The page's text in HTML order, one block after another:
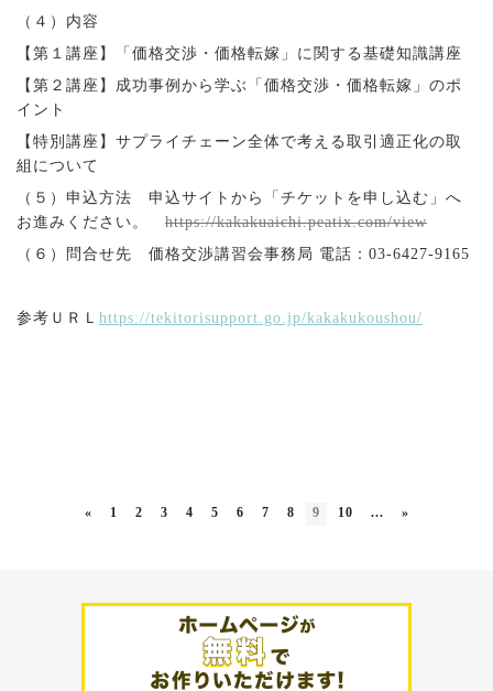
（４）内容
【第１講座】「価格交渉・価格転嫁」に関する基礎知識講座
【第２講座】成功事例から学ぶ「価格交渉・価格転嫁」のポ
イント
【特別講座】サプライチェーン全体で考える取引適正化の取
組について
（５）申込方法 申込サイトから「チケットを申し込む」へ
お進みください。
https://kakakuaichi.peatix.com/view
（６）問合せ先 価格交渉講習会事務局 電話： 03-6427-9165
参考ＵＲＬ https://tekitorisupport.go.jp/kakakukoushou/
« 1 2 3 4 5 6 7 8 9 10 ... »